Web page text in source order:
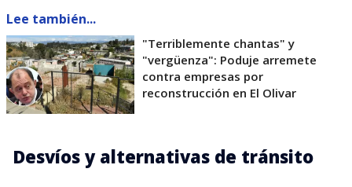
Lee también...
"Terriblemente chantas" y
"vergüenza": Poduje arremete
contra empresas por
reconstrucción en El Olivar
Desvíos y alternativas de tránsito